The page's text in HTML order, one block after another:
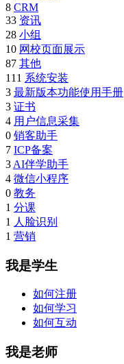
8 CRM
33 资讯
28 小组
10 网校页面展示
87 其他
111 系统安装
3 最新版本功能使用手册
3 证书
4 用户信息采集
0 销客助手
7 ICP备案
3 AI伴学助手
4 微信小程序
0 教务
1 分课
1 人脸识别
1 营销
我是学生
如何注册
如何学习
如何互动
我是老师